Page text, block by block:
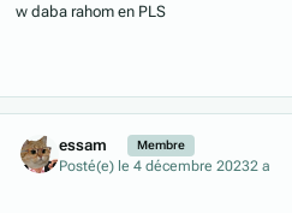
w daba rahom en PLS
essam Membre
Posté(e) le 4 décembre 20232 a